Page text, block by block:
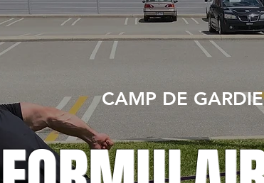
CAMP DE